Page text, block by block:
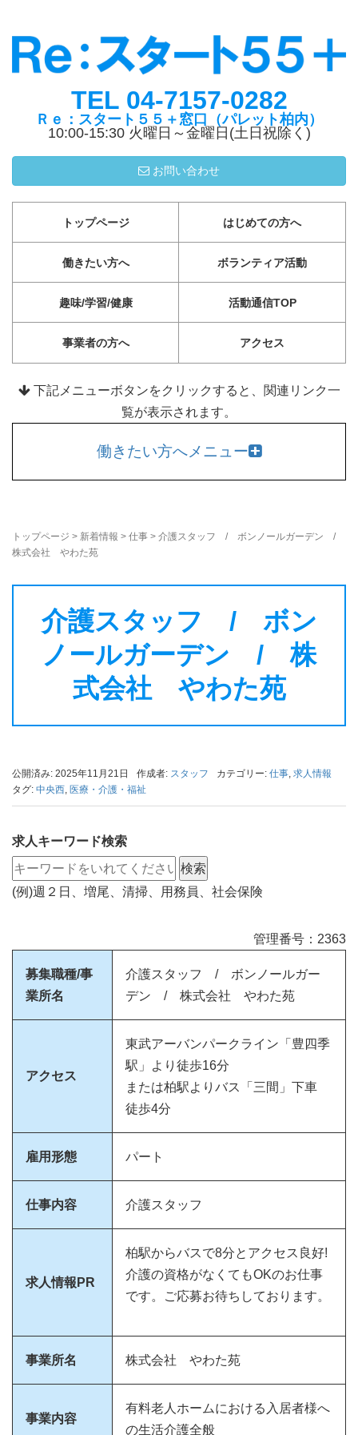
TEL 04-7157-0282
Ｒｅ：スタート５５＋窓口（パレット柏内）
10:00-15:30 火曜日～金曜日(土日祝除く)
お問い合わせ
トップページ はじめての方へ
働きたい方へ ボランティア活動
趣味/学習/健康 活動通信TOP
事業者の方へ アクセス
下記メニューボタンをクリックすると、関連リンク一
覧が表示されます。
働きたい方へメニュー
トップページ > 新着情報 > 仕事 > 介護スタッフ / ボンノールガーデン /
株式会社 やわた苑
介護スタッフ / ボン
ノールガーデン / 株
式会社 やわた苑
公開済み: 2025年11月21日 作成者: スタッフ カテゴリー: 仕事, 求人情報
タグ: 中央西, 医療・介護・福祉
求人キーワード検索
(例)週２日、増尾、清掃、用務員、社会保険
管理番号：2363
募集職種/事
業所名
介護スタッフ / ボンノールガー
デン / 株式会社 やわた苑
アクセス
東武アーバンパークライン「豊四季
駅」より徒歩16分
または柏駅よりバス「三間」下車
徒歩4分
雇用形態 パート
仕事内容 介護スタッフ
求人情報PR
柏駅からバスで8分とアクセス良好!
介護の資格がなくてもOKのお仕事
です。ご応募お待ちしております。
事業所名 株式会社 やわた苑
事業内容
有料老人ホームにおける入居者様へ
の生活介護全般